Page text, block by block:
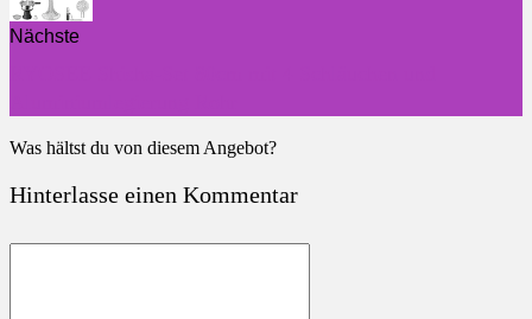
Nächste
Was hältst du von diesem Angebot?
Hinterlasse einen Kommentar